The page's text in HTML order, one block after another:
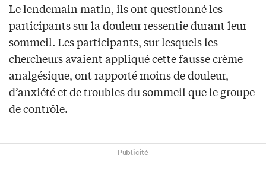
Le lendemain matin, ils ont questionné les
participants sur la douleur ressentie durant leur
sommeil. Les participants, sur lesquels les
chercheurs avaient appliqué cette fausse crème
analgésique, ont rapporté moins de douleur,
d’anxiété et de troubles du sommeil que le groupe
de contrôle.
Publicité